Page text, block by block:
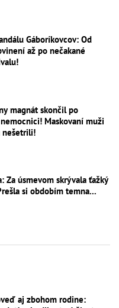
Gáboríkovcov: Od
až po nečakané
magnát skončil po
Maskovaní muži
nešetrili!
Za úsmevom skrývala ťažký
si obdobím temna...
aj zbohom rodine: